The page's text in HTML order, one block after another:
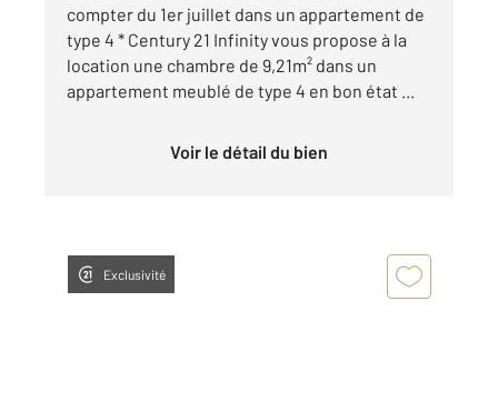
compter du 1er juillet dans un appartement de
type 4 * Century 21 Infinity vous propose à la
location une chambre de 9,21m² dans un
appartement meublé de type 4 en bon état ...
Voir le détail du bien
Exclusivité